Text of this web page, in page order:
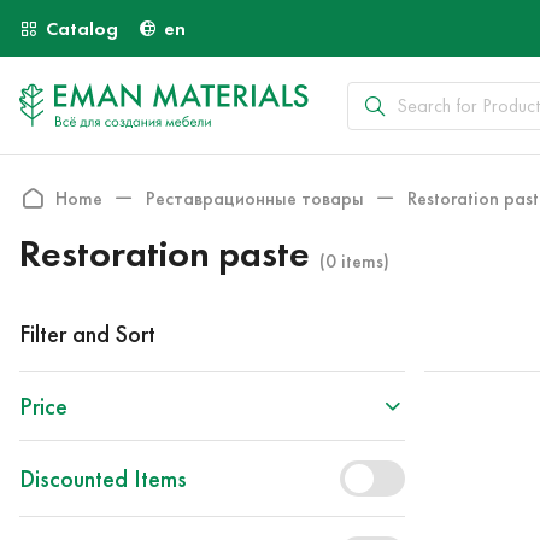
Catalog en
Home Реставрационные товары Restoration
Restoration paste (0 items)
Filter and Sort
Price
Discounted Items